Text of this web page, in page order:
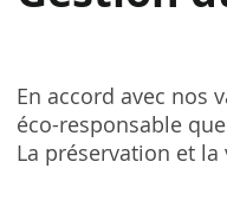
En accord avec nos
éco-responsable
La préservation et